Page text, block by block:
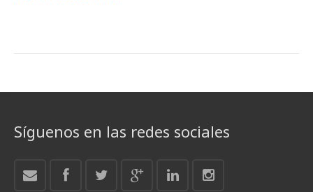
Síguenos en las redes sociales